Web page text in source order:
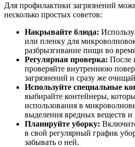
Для профилактики загрязнений
несколько простых советов:
Накрывайте блюда:
или пленку для
разбрызгивание пищи во время
Регулярная проверка: После
проверяйте внутреннюю
загрязнений и сразу же
Используйте специальные
выбирайте контейнеры,
использования в
выделения вредных веществ и
Планируйте уборку:
в свой регулярный график
забывать о ней.